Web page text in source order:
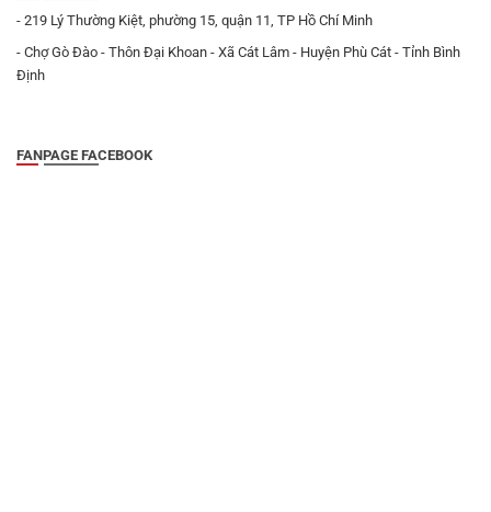
- 219 Lý Thường Kiệt, phường 15, quận 11, TP Hồ Chí Minh
- Chợ Gò Đào - Thôn Đại Khoan - Xã Cát Lâm - Huyện Phù Cát - Tỉnh Bình
Định
FANPAGE FACEBOOK